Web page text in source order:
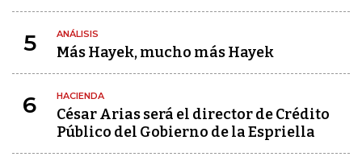
5 ANÁLISIS
Más Hayek, mucho más Hayek
6 HACIENDA
César Arias será el director de Crédito
Público del Gobierno de la Espriella